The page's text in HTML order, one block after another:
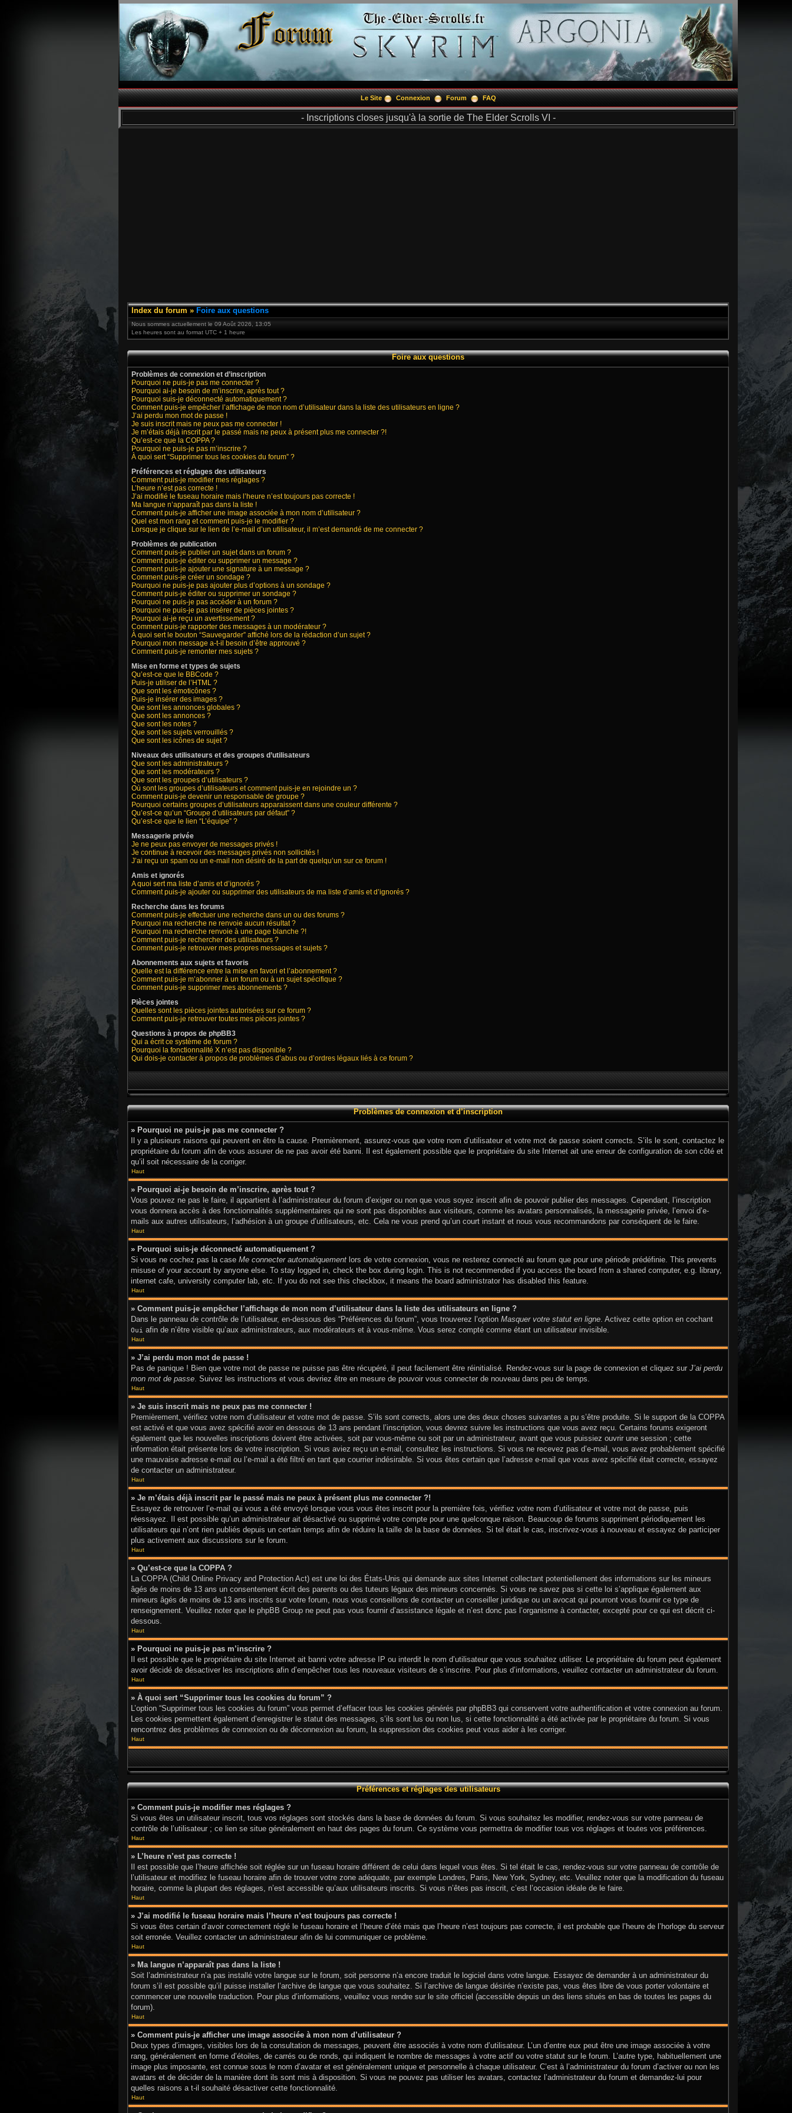
Le Site Connexion Forum FAQ
- Inscriptions closes jusqu'à la sortie de The Elder Scrolls VI -
Index du forum » Foire aux questions
Nous sommes actuellement le 09 Août 2026, 13:05
Les heures sont au format UTC + 1 heure
Foire aux questions
Problèmes de connexion et d’inscription
Pourquoi ne puis-je pas me connecter ?
Pourquoi ai-je besoin de m’inscrire, après tout ?
Pourquoi suis-je déconnecté automatiquement ?
Comment puis-je empêcher l’affichage de mon nom d’utilisateur dans la liste des utilisateurs en ligne ?
J’ai perdu mon mot de passe !
Je suis inscrit mais ne peux pas me connecter !
Je m’étais déjà inscrit par le passé mais ne peux à présent plus me connecter ?!
Qu’est-ce que la COPPA ?
Pourquoi ne puis-je pas m’inscrire ?
À quoi sert “Supprimer tous les cookies du forum” ?
Préférences et réglages des utilisateurs
Comment puis-je modifier mes réglages ?
L’heure n’est pas correcte !
J’ai modifié le fuseau horaire mais l’heure n’est toujours pas correcte !
Ma langue n’apparaît pas dans la liste !
Comment puis-je afficher une image associée à mon nom d’utilisateur ?
Quel est mon rang et comment puis-je le modifier ?
Lorsque je clique sur le lien de l’e-mail d’un utilisateur, il m’est demandé de me connecter ?
Problèmes de publication
Comment puis-je publier un sujet dans un forum ?
Comment puis-je éditer ou supprimer un message ?
Comment puis-je ajouter une signature à un message ?
Comment puis-je créer un sondage ?
Pourquoi ne puis-je pas ajouter plus d’options à un sondage ?
Comment puis-je éditer ou supprimer un sondage ?
Pourquoi ne puis-je pas accéder à un forum ?
Pourquoi ne puis-je pas insérer de pièces jointes ?
Pourquoi ai-je reçu un avertissement ?
Comment puis-je rapporter des messages à un modérateur ?
À quoi sert le bouton “Sauvegarder” affiché lors de la rédaction d’un sujet ?
Pourquoi mon message a-t-il besoin d’être approuvé ?
Comment puis-je remonter mes sujets ?
Mise en forme et types de sujets
Qu’est-ce que le BBCode ?
Puis-je utiliser de l’HTML ?
Que sont les émoticônes ?
Puis-je insérer des images ?
Que sont les annonces globales ?
Que sont les annonces ?
Que sont les notes ?
Que sont les sujets verrouillés ?
Que sont les icônes de sujet ?
Niveaux des utilisateurs et des groupes d’utilisateurs
Que sont les administrateurs ?
Que sont les modérateurs ?
Que sont les groupes d’utilisateurs ?
Où sont les groupes d’utilisateurs et comment puis-je en rejoindre un ?
Comment puis-je devenir un responsable de groupe ?
Pourquoi certains groupes d’utilisateurs apparaissent dans une couleur différente ?
Qu’est-ce qu’un “Groupe d’utilisateurs par défaut” ?
Qu’est-ce que le lien “L’équipe” ?
Messagerie privée
Je ne peux pas envoyer de messages privés !
Je continue à recevoir des messages privés non sollicités !
J’ai reçu un spam ou un e-mail non désiré de la part de quelqu’un sur ce forum !
Amis et ignorés
A quoi sert ma liste d’amis et d’ignorés ?
Comment puis-je ajouter ou supprimer des utilisateurs de ma liste d’amis et d’ignorés ?
Recherche dans les forums
Comment puis-je effectuer une recherche dans un ou des forums ?
Pourquoi ma recherche ne renvoie aucun résultat ?
Pourquoi ma recherche renvoie à une page blanche ?!
Comment puis-je rechercher des utilisateurs ?
Comment puis-je retrouver mes propres messages et sujets ?
Abonnements aux sujets et favoris
Quelle est la différence entre la mise en favori et l’abonnement ?
Comment puis-je m’abonner à un forum ou à un sujet spécifique ?
Comment puis-je supprimer mes abonnements ?
Pièces jointes
Quelles sont les pièces jointes autorisées sur ce forum ?
Comment puis-je retrouver toutes mes pièces jointes ?
Questions à propos de phpBB3
Qui a écrit ce système de forum ?
Pourquoi la fonctionnalité X n’est pas disponible ?
Qui dois-je contacter à propos de problèmes d’abus ou d’ordres légaux liés à ce forum ?
Problèmes de connexion et d’inscription
» Pourquoi ne puis-je pas me connecter ?
Il y a plusieurs raisons qui peuvent en être la cause. Premièrement, assurez-vous que votre nom d’utilisateur et votre mot de passe soient corrects. S’ils le sont, contactez le
propriétaire du forum afin de vous assurer de ne pas avoir été banni. Il est également possible que le propriétaire du site Internet ait une erreur de configuration de son côté et
qu’il soit nécessaire de la corriger.
Haut
» Pourquoi ai-je besoin de m’inscrire, après tout ?
Vous pouvez ne pas le faire, il appartient à l’administrateur du forum d’exiger ou non que vous soyez inscrit afin de pouvoir publier des messages. Cependant, l’inscription
vous donnera accès à des fonctionnalités supplémentaires qui ne sont pas disponibles aux visiteurs, comme les avatars personnalisés, la messagerie privée, l’envoi d’e-
mails aux autres utilisateurs, l’adhésion à un groupe d’utilisateurs, etc. Cela ne vous prend qu’un court instant et nous vous recommandons par conséquent de le faire.
Haut
» Pourquoi suis-je déconnecté automatiquement ?
Si vous ne cochez pas la case Me connecter automatiquement lors de votre connexion, vous ne resterez connecté au forum que pour une période prédéfinie. This prevents
misuse of your account by anyone else. To stay logged in, check the box during login. This is not recommended if you access the board from a shared computer, e.g. library,
internet cafe, university computer lab, etc. If you do not see this checkbox, it means the board administrator has disabled this feature.
Haut
» Comment puis-je empêcher l’affichage de mon nom d’utilisateur dans la liste des utilisateurs en ligne ?
Dans le panneau de contrôle de l’utilisateur, en-dessous des “Préférences du forum”, vous trouverez l’option Masquer votre statut en ligne. Activez cette option en cochant
Oui afin de n’être visible qu’aux administrateurs, aux modérateurs et à vous-même. Vous serez compté comme étant un utilisateur invisible.
Haut
» J’ai perdu mon mot de passe !
Pas de panique ! Bien que votre mot de passe ne puisse pas être récupéré, il peut facilement être réinitialisé. Rendez-vous sur la page de connexion et cliquez sur J’ai perdu
mon mot de passe. Suivez les instructions et vous devriez être en mesure de pouvoir vous connecter de nouveau dans peu de temps.
Haut
» Je suis inscrit mais ne peux pas me connecter !
Premièrement, vérifiez votre nom d’utilisateur et votre mot de passe. S’ils sont corrects, alors une des deux choses suivantes a pu s’être produite. Si le support de la COPPA
est activé et que vous avez spécifié avoir en dessous de 13 ans pendant l’inscription, vous devrez suivre les instructions que vous avez reçu. Certains forums exigeront
également que les nouvelles inscriptions doivent être activées, soit par vous-même ou soit par un administrateur, avant que vous puissiez ouvrir une session ; cette
information était présente lors de votre inscription. Si vous aviez reçu un e-mail, consultez les instructions. Si vous ne recevez pas d’e-mail, vous avez probablement spécifié
une mauvaise adresse e-mail ou l’e-mail a été filtré en tant que courrier indésirable. Si vous êtes certain que l’adresse e-mail que vous avez spécifié était correcte, essayez
de contacter un administrateur.
Haut
» Je m’étais déjà inscrit par le passé mais ne peux à présent plus me connecter ?!
Essayez de retrouver l’e-mail qui vous a été envoyé lorsque vous vous êtes inscrit pour la première fois, vérifiez votre nom d’utilisateur et votre mot de passe, puis
réessayez. Il est possible qu’un administrateur ait désactivé ou supprimé votre compte pour une quelconque raison. Beaucoup de forums suppriment périodiquement les
utilisateurs qui n’ont rien publiés depuis un certain temps afin de réduire la taille de la base de données. Si tel était le cas, inscrivez-vous à nouveau et essayez de participer
plus activement aux discussions sur le forum.
Haut
» Qu’est-ce que la COPPA ?
La COPPA (Child Online Privacy and Protection Act) est une loi des États-Unis qui demande aux sites Internet collectant potentiellement des informations sur les mineurs
âgés de moins de 13 ans un consentement écrit des parents ou des tuteurs légaux des mineurs concernés. Si vous ne savez pas si cette loi s’applique également aux
mineurs âgés de moins de 13 ans inscrits sur votre forum, nous vous conseillons de contacter un conseiller juridique ou un avocat qui pourront vous fournir ce type de
renseignement. Veuillez noter que le phpBB Group ne peut pas vous fournir d’assistance légale et n’est donc pas l’organisme à contacter, excepté pour ce qui est décrit ci-
dessous.
Haut
» Pourquoi ne puis-je pas m’inscrire ?
Il est possible que le propriétaire du site Internet ait banni votre adresse IP ou interdit le nom d’utilisateur que vous souhaitez utiliser. Le propriétaire du forum peut également
avoir décidé de désactiver les inscriptions afin d’empêcher tous les nouveaux visiteurs de s’inscrire. Pour plus d’informations, veuillez contacter un administrateur du forum.
Haut
» À quoi sert “Supprimer tous les cookies du forum” ?
L’option “Supprimer tous les cookies du forum” vous permet d’effacer tous les cookies générés par phpBB3 qui conservent votre authentification et votre connexion au forum.
Les cookies permettent également d’enregistrer le statut des messages, s’ils sont lus ou non lus, si cette fonctionnalité a été activée par le propriétaire du forum. Si vous
rencontrez des problèmes de connexion ou de déconnexion au forum, la suppression des cookies peut vous aider à les corriger.
Haut
Préférences et réglages des utilisateurs
» Comment puis-je modifier mes réglages ?
Si vous êtes un utilisateur inscrit, tous vos réglages sont stockés dans la base de données du forum. Si vous souhaitez les modifier, rendez-vous sur votre panneau de
contrôle de l’utilisateur ; ce lien se situe généralement en haut des pages du forum. Ce système vous permettra de modifier tous vos réglages et toutes vos préférences.
Haut
» L’heure n’est pas correcte !
Il est possible que l’heure affichée soit réglée sur un fuseau horaire différent de celui dans lequel vous êtes. Si tel était le cas, rendez-vous sur votre panneau de contrôle de
l’utilisateur et modifiez le fuseau horaire afin de trouver votre zone adéquate, par exemple Londres, Paris, New York, Sydney, etc. Veuillez noter que la modification du fuseau
horaire, comme la plupart des réglages, n’est accessible qu’aux utilisateurs inscrits. Si vous n’êtes pas inscrit, c’est l’occasion idéale de le faire.
Haut
» J’ai modifié le fuseau horaire mais l’heure n’est toujours pas correcte !
Si vous êtes certain d’avoir correctement réglé le fuseau horaire et l’heure d’été mais que l’heure n’est toujours pas correcte, il est probable que l’heure de l’horloge du serveur
soit erronée. Veuillez contacter un administrateur afin de lui communiquer ce problème.
Haut
» Ma langue n’apparaît pas dans la liste !
Soit l’administrateur n’a pas installé votre langue sur le forum, soit personne n’a encore traduit le logiciel dans votre langue. Essayez de demander à un administrateur du
forum s’il est possible qu’il puisse installer l’archive de langue que vous souhaitez. Si l’archive de langue désirée n’existe pas, vous êtes libre de vous porter volontaire et
commencer une nouvelle traduction. Pour plus d’informations, veuillez vous rendre sur le site officiel (accessible depuis un des liens situés en bas de toutes les pages du
forum).
Haut
» Comment puis-je afficher une image associée à mon nom d’utilisateur ?
Deux types d’images, visibles lors de la consultation de messages, peuvent être associés à votre nom d’utilisateur. L’un d’entre eux peut être une image associée à votre
rang, généralement en forme d’étoiles, de carrés ou de ronds, qui indiquent le nombre de messages à votre actif ou votre statut sur le forum. L’autre type, habituellement une
image plus imposante, est connue sous le nom d’avatar et est généralement unique et personnelle à chaque utilisateur. C’est à l’administrateur du forum d’activer ou non les
avatars et de décider de la manière dont ils sont mis à disposition. Si vous ne pouvez pas utiliser les avatars, contactez l’administrateur du forum et demandez-lui pour
quelles raisons a t-il souhaité désactiver cette fonctionnalité.
Haut